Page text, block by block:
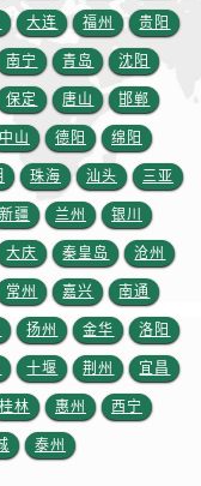
山东省莱芜市文化南路8号银座商城名表维修一楼名表维修劳力士售后服务中心（需提前预约）
山东省临沂市兰山区解放路劳力士售后服务中心（需提前预约）
山东省日照市东港区烟台路劳力士售后服务中心（需提前预约）
山东省泰安市泰山区财源街道泰山大街劳力士售后服务中心（需提前预约）
山东省威海市环翠区新威海路89号振华商厦一楼名表维修劳力士售后服务中心（需提前预约）
山东省潍坊市奎文区东风东街劳力士售后服务中心（需提前预约）
山东省枣庄市滕州市北辛路与善国路交叉口劳力士售后服务中心（需提前预约）
山东省淄博市张店区金晶大道劳力士售后服务中心（需提前预约）
上海市黄浦区南京东路299号宏伊国际广场写字楼8层806室劳力士售后服务中心（需提前预约）
上海市徐汇区虹桥路3号港汇中心2座37层3705室劳力士售后服务中心（需提前预约）
浙江省杭州市上城区钱江路1366号华润大厦A座5层503-5室劳力士售后服务中心（需提前预约）
浙江省湖州市吴兴区劳动路劳力士售后服务中心（需提前预约）
浙江省嘉兴市南湖区广益路705号嘉兴世界贸易中心A座13层1304室劳力士售后服务中心（需提前预约）
大连 福州 贵阳
南宁 青岛 沈阳
保定 唐山 邯郸
中山 德阳 绵阳
珠海 汕头 三亚
新疆 兰州 银川
大庆 秦皇岛 沧州
常州 嘉兴 南通
扬州 金华 洛阳
十堰 荆州 宜昌
桂林 惠州 西宁
泰州